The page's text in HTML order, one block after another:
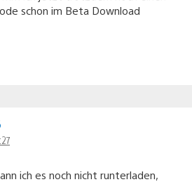
schon im Beta Download
ich es noch nicht runterladen,